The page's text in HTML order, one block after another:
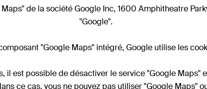
de la société Google Inc, 1600 Amphitheatre
"Google".
"Google Maps" intégré, Google utilise les
est possible de désactiver le service "Google Maps"
ce cas, vous ne pouvez pas utiliser "Google Maps"